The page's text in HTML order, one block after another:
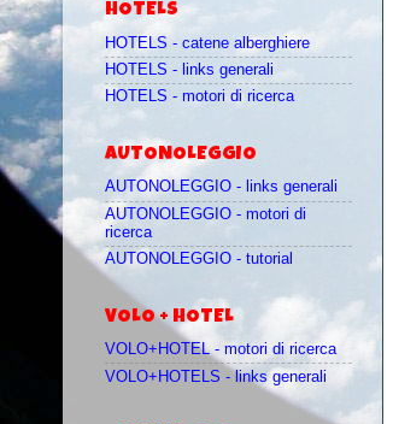
HOTELS
HOTELS - catene alberghiere
HOTELS - links generali
HOTELS - motori di ricerca
AUTONOLEGGIO
AUTONOLEGGIO - links generali
AUTONOLEGGIO - motori di
ricerca
AUTONOLEGGIO - tutorial
VOLO + HOTEL
VOLO+HOTEL - motori di ricerca
VOLO+HOTELS - links generali